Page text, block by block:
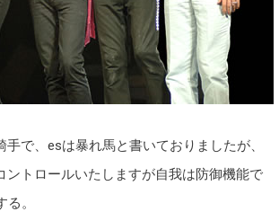
で、esは暴れ馬と書いておりましたが、
ントロールいたしますが自我は防御機能で
。